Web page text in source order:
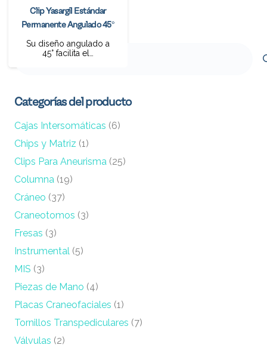
Clip Yasargil Estándar
Permanente Angulado 45°
Su diseño angulado a
45° facilita el…
Buscar
por:
Categorías del producto
Cajas Intersomáticas (6)
Chips y Matriz (1)
Clips Para Aneurisma (25)
Columna (19)
Cráneo (37)
Craneotomos (3)
Fresas (3)
Instrumental (5)
MIS (3)
Piezas de Mano (4)
Placas Craneofaciales (1)
Tornillos Transpediculares (7)
Válvulas (2)